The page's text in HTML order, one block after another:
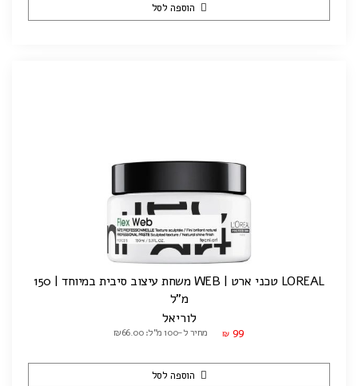
הוספה לסל
LOREAL טכני ארט | WEB משחת עיצוב סיבית במיוחד | 150
מ"ל
לוריאל
₪ 99 מחיר ל-100 מ"ל: ₪66.00
הוספה לסל